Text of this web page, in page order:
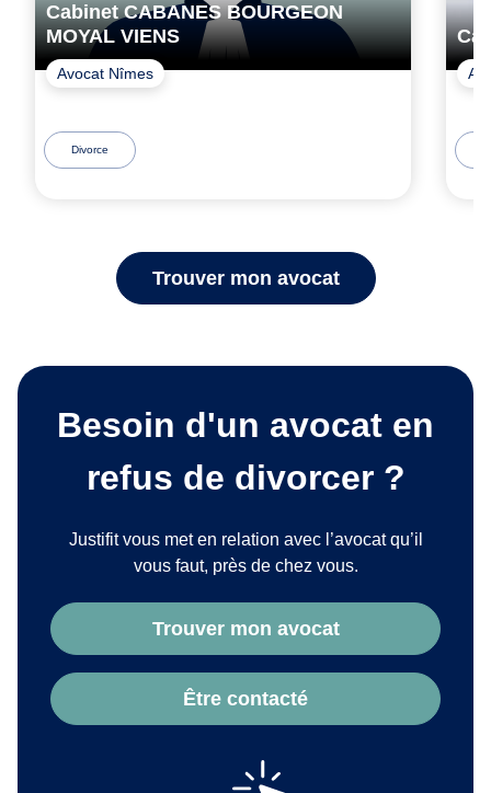
Cabinet CABANES BOURGEON
MOYAL VIENS
Avocat Nîmes
Divorce
Trouver mon avocat
Besoin d'un avocat en
refus de divorcer ?
Justifit vous met en relation avec l’avocat qu’il
vous faut, près de chez vous.
Trouver mon avocat
Être contacté